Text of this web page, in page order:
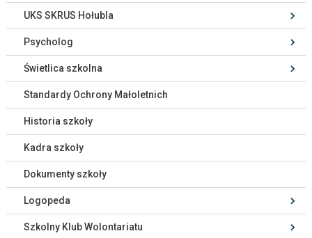
UKS SKRUS Hołubla
Psycholog
Świetlica szkolna
Standardy Ochrony Małoletnich
Historia szkoły
Kadra szkoły
Dokumenty szkoły
Logopeda
Szkolny Klub Wolontariatu